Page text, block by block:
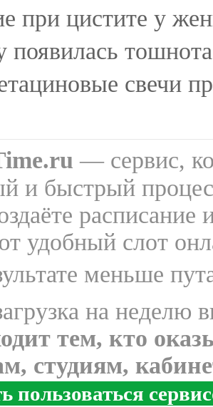
при цистите у
появилась
свечи
— сервис,
и быстрый
расписание
удобный слот
меньше
на неделю
тем, кто
студиям,
пользоваться